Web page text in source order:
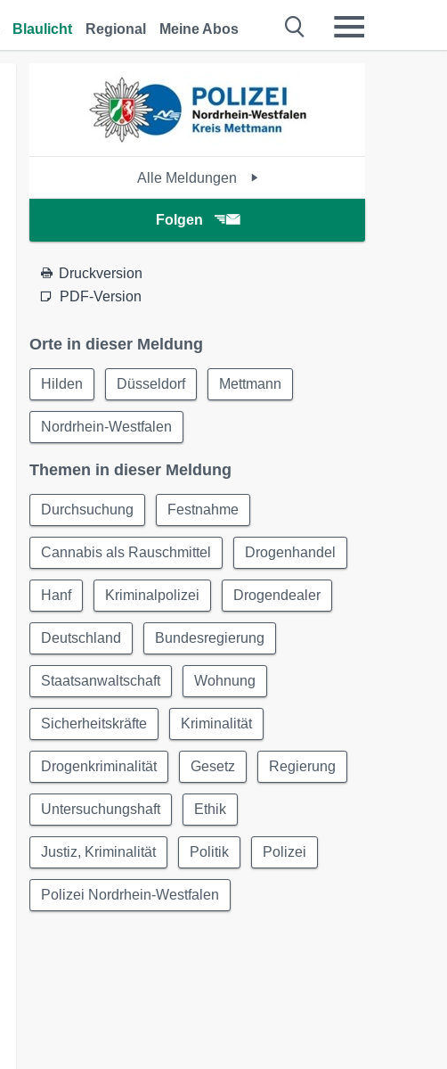
Blaulicht Regional Meine Abos
Alle Meldungen
Folgen
Druckversion
PDF-Version
Orte in dieser Meldung
Hilden Düsseldorf Mettmann
Nordrhein-Westfalen
Themen in dieser Meldung
Durchsuchung Festnahme
Cannabis als Rauschmittel Drogenhandel
Hanf Kriminalpolizei Drogendealer
Deutschland Bundesregierung
Staatsanwaltschaft Wohnung
Sicherheitskräfte Kriminalität
Drogenkriminalität Gesetz Regierung
Untersuchungshaft Ethik
Justiz, Kriminalität Politik Polizei
Polizei Nordrhein-Westfalen